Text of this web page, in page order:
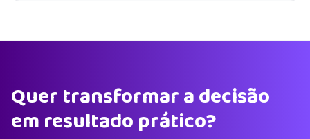
Quer transformar a decisão
em resultado prático?